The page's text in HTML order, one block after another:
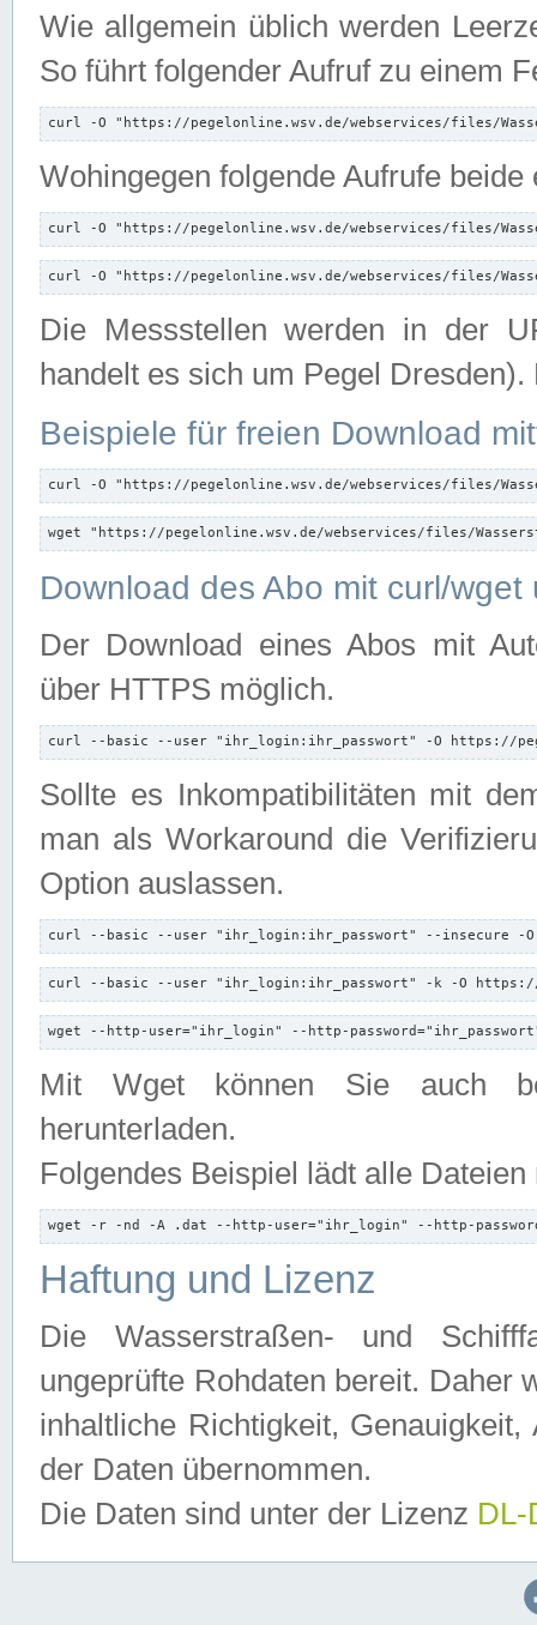
Wie allgemein üblich werden
So führt folgender Aufruf zu einem
curl -O "https://pegelonline.wsv.de/webservices/files/
Wohingegen folgende Aufrufe beide
curl -O "https://pegelonline.wsv.de/webservices/files/
curl -O "https://pegelonline.wsv.de/webservices/files/
Die Messstellen werden in der
handelt es sich um Pegel
Beispiele für freien Download
curl -O "https://pegelonline.wsv.de/webservices/files/
wget "https://pegelonline.wsv.de/webservices/files/
Download des Abo mit curl/
Der Download eines Abos mit
über HTTPS möglich.
curl --basic --user "ihr_login:ihr_passwort" -O https://
Sollte es Inkompatibilitäten mit
man als Workaround die
Option auslassen.
curl --basic --user "ihr_login:ihr_passwort" --insecure -
curl --basic --user "ihr_login:ihr_passwort" -k -O
wget --http-user="ihr_login" --http-
Mit Wget können Sie auch
herunterladen.
Folgendes Beispiel lädt alle
wget -r -nd -A .dat --http-user="ihr_login" --http-
Haftung und Lizenz
Die Wasserstraßen- und
ungeprüfte Rohdaten bereit. Daher
inhaltliche Richtigkeit,
der Daten übernommen.
Die Daten sind unter der Lizenz